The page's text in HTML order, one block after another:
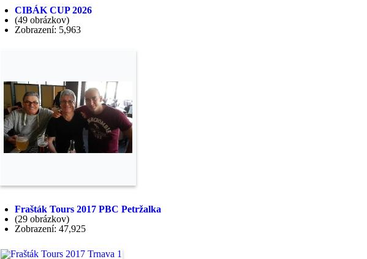
CIBÁK CUP 2026
(49 obrázkov)
Zobrazení: 5,963
Frašták Tours 2017 PBC Petržalka
(29 obrázkov)
Zobrazení: 47,925